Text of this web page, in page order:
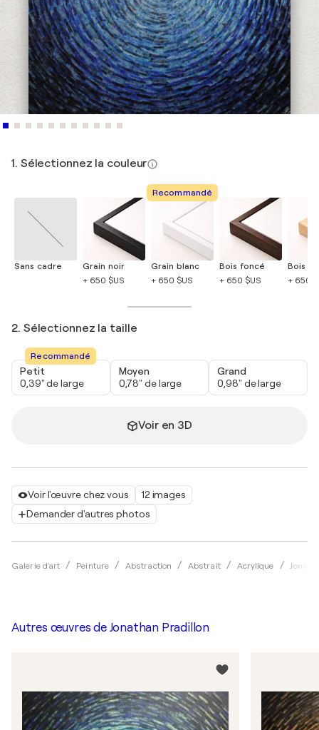
Voir l'œuvre chez vous
12 images
Demander d'autres photos
Galerie d'art Peinture Abstraction Abstrait Acrylique
1. Sélectionnez la couleur
Sans cadre
Grain noir
+ 650 $US
Recommandé
Grain blanc
+ 650 $US
Bois foncé
+ 650 $US
Bois
+ 650
2. Sélectionnez la taille
Recommandé
Petit
0,39" de large
Moyen
0,78" de large
Grand
0,98" de large
Voir en 3D
Autres œuvres de Jonathan Pradillon